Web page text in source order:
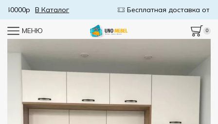
Бесплатная доставка от 50000р В Каталог
МЕНЮ 0